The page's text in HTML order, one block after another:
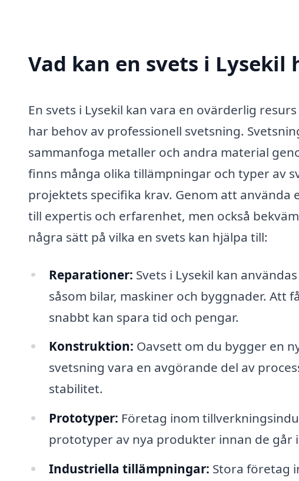
Vad kan en svets i
En svets i Lysekil kan vara en ovärderlig
har behov av professionell svetsning.
sammanfoga metaller och andra material
finns många olika tillämpningar och typer av
projektets specifika krav. Genom att
till expertis och erfarenhet, men också
några sätt på vilka en svets kan hjälpa till:
Reparationer: Svets i Lysekil kan
såsom bilar, maskiner och byggnader. Att
snabbt kan spara tid och pengar.
Konstruktion: Oavsett om du bygger en
svetsning vara en avgörande del av
stabilitet.
Prototyper: Företag inom
prototyper av nya produkter innan de går
Industriella tillämpningar: Stora företag